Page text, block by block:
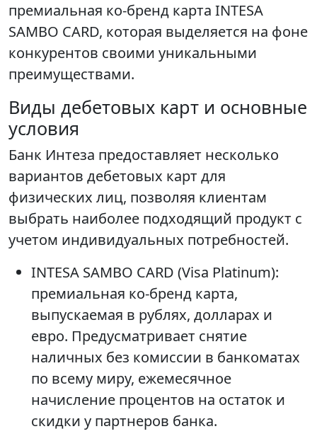
премиальная ко-бренд карта INTESA
SAMBO CARD, которая выделяется на фоне
конкурентов своими уникальными
преимуществами.
Виды дебетовых карт и основные
условия
Банк Интеза предоставляет несколько
вариантов дебетовых карт для
физических лиц, позволяя клиентам
выбрать наиболее подходящий продукт с
учетом индивидуальных потребностей.
INTESA SAMBO CARD (Visa Platinum):
премиальная ко-бренд карта,
выпускаемая в рублях, долларах и
евро. Предусматривает снятие
наличных без комиссии в банкоматах
по всему миру, ежемесячное
начисление процентов на остаток и
скидки у партнеров банка.